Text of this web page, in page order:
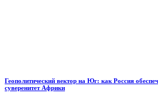
Геополитический вектор на Юг: как Россия
суверенитет Африки